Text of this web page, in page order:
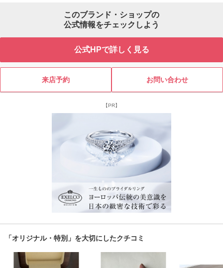
を セレクトしています 多彩なデザイ
ンはもちろん、 つくりの良さや着け
の想いや希望に 寄り添えるリングを
ェルジュが おふたりの大切な指輪選
びを サポートいたします
ら、 結婚指輪の小さなメレダイヤモ
ンドまで、 生涯おふたりの薬指で輝
このブランド・ショップの
公式情報をチェックしよう
公式HPで詳しく見る
来店予約 お問い合わせ
【PR】
「オリジナル・特別」を大切にしたクチコミ